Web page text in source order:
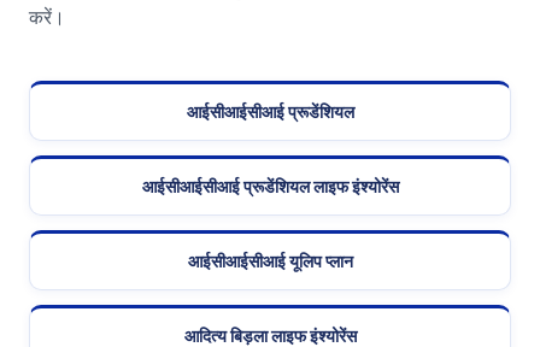
करें।
आईसीआईसीआई प्रूडेंशियल
आईसीआईसीआई प्रूडेंशियल लाइफ इंश्योरेंस
आईसीआईसीआई यूलिप प्लान
आदित्य बिड़ला लाइफ इंश्योरेंस